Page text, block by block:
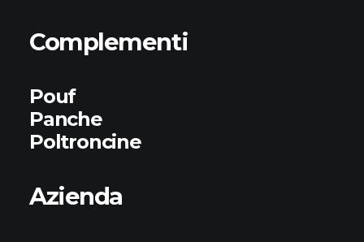
Complementi
Pouf
Panche
Poltroncine
Azienda